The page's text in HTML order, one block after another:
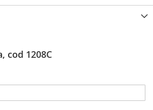
cod 1208C